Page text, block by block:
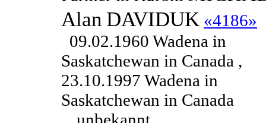
Alan DAVIDUK «4186»
09.02.1960 Wadena in
Saskatchewan in Canada ,
23.10.1997 Wadena in
Saskatchewan in Canada